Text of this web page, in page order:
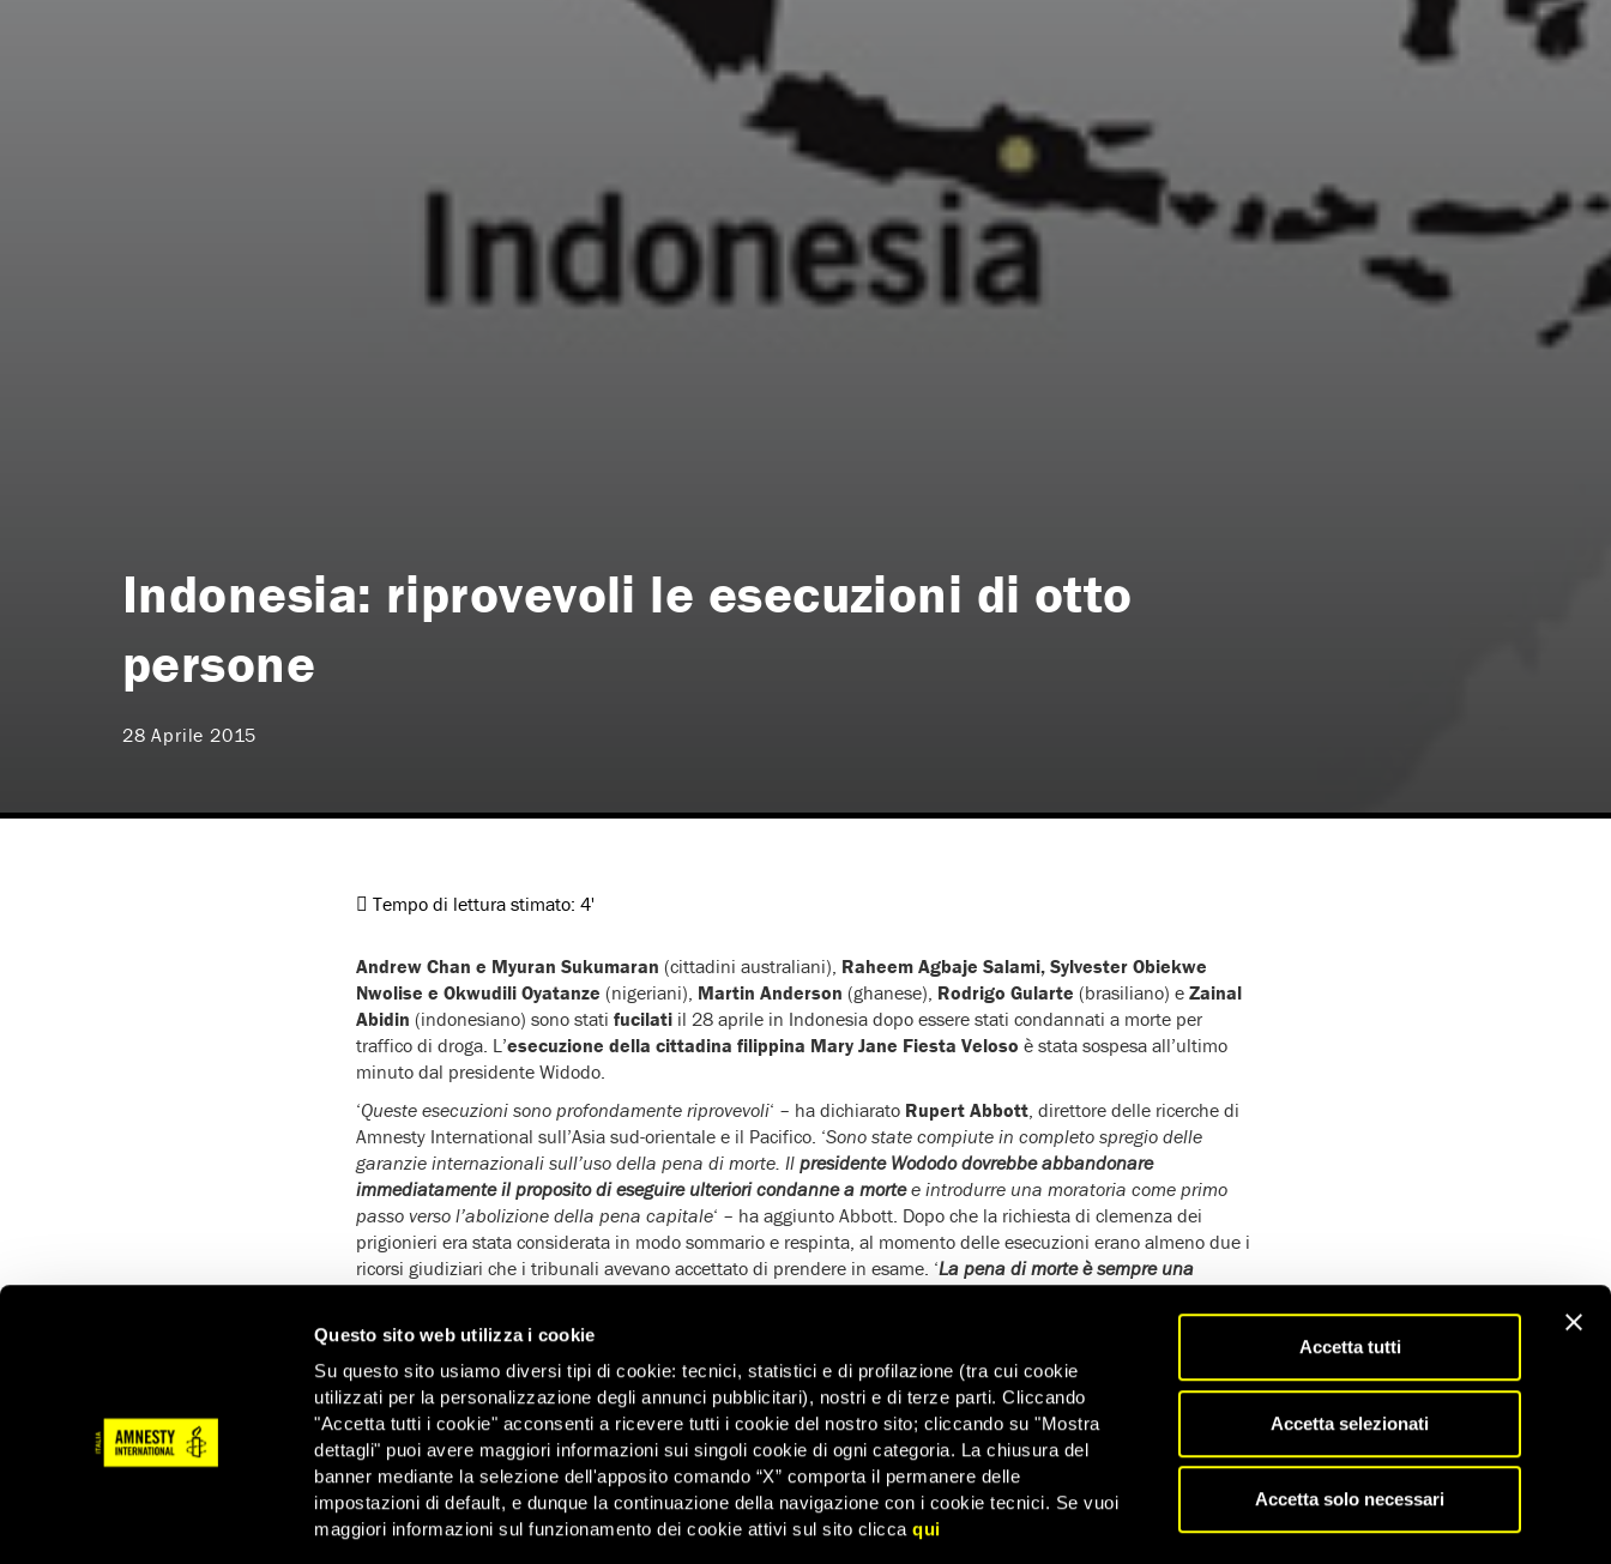
Questo sito web utilizza i cookie
Su questo sito usiamo diversi tipi di cookie: tecnici, statistici e di profilazione (tra cui cookie
utilizzati per la personalizzazione degli annunci pubblicitari), nostri e di terze parti. Cliccando
"Accetta tutti i cookie" acconsenti a ricevere tutti i cookie del nostro sito; cliccando su "Mostra
dettagli" puoi avere maggiori informazioni sui singoli cookie di ogni categoria. La chiusura del
banner mediante la selezione dell'apposito comando “X” comporta il permanere delle
impostazioni di default, e dunque la continuazione della navigazione con i cookie tecnici. Se vuoi
maggiori informazioni sul funzionamento dei cookie attivi sul sito cliccaqui
Accetta tutti
Accetta selezionati
Accetta solo necessari
Indonesia: riprovevoli le esecuzioni di otto
persone
28 Aprile 2015
Tempo di lettura stimato: 4'
Andrew Chan e Myuran Sukumaran (cittadini australiani), Raheem Agbaje Salami, Sylvester Obiekwe
Nwolise e Okwudili Oyatanze (nigeriani), Martin Anderson (ghanese), Rodrigo Gularte (brasiliano) e Zainal
Abidin (indonesiano) sono stati fucilati il 28 aprile in Indonesia dopo essere stati condannati a morte per
traffico di droga. L’esecuzione della cittadina filippina Mary Jane Fiesta Veloso è stata sospesa all’ultimo
minuto dal presidente Widodo.
‘Queste esecuzioni sono profondamente riprovevoli‘ – ha dichiarato Rupert Abbott , direttore delle ricerche di
Amnesty International sull’Asia sud-orientale e il Pacifico. ‘Sono state compiute in completo spregio delle
garanzie internazionali sull’uso della pena di morte. Il presidente Wododo dovrebbe abbandonare
immediatamente il proposito di eseguire ulteriori condanne a mortee introdurre una moratoria come primo
passo verso l’abolizione della pena capitale‘ – ha aggiunto Abbott. Dopo che la richiesta di clemenza dei
prigionieri era stata considerata in modo sommario e respinta, al momento delle esecuzioni erano almeno due i
ricorsi giudiziari che i tribunali avevano accettato di prendere in esame. ‘La pena di morte è sempre una
violazione dei diritti umani, ma una serie di fattori rende queste otto esecuzioni ancora più inaccettabili. Al
momento dell’arresto e nelle prime fasi del procedimento alcuni dei prigionieri non hanno avuto assistenza
legale e linguistica adeguata, in violazione del loro diritto a un processo equo
delle persone messe a morte, Rodrigo Gularte, era stata diagnosticata una schizofrenia paranoide. Il diritto
internazionale vieta espressamente l’uso della pena di morte nei confronti di persone con disabilità mentale.
È inoltre preoccupante il fatto che sia stata usata la pena capitale nei confronti di persone condannate per
traffico di droga, azioni criminali che per il diritto internazionale non fanno parte dei ‘reati più gravi’, per i
quali la pena di morte può essere imposta‘ – ha concluso Abbott.
Nel 2015 l’Indonesia ha già messo a morte 14 prigionieri. Il governo ha annunciato ulteriori esecuzioni nel
corso dell’anno.